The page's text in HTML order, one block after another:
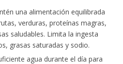
una alimentación equilibrada
verduras, proteínas magras,
saludables. Limita la ingesta
grasas saturadas y sodio.
agua durante el día para